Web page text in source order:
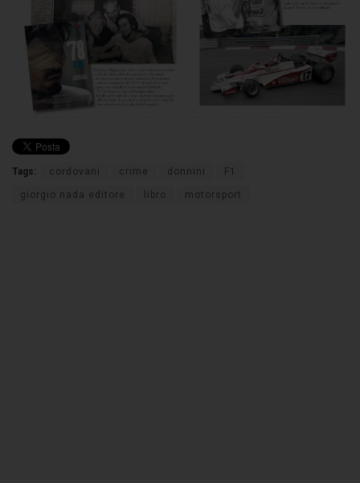
Tags: cordovani crime donnini F1
giorgio nada editore libro motorsport